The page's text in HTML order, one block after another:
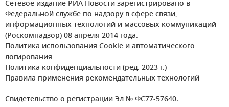
Сетевое издание РИА Новости зарегистрировано в
Федеральной службе по надзору в сфере связи,
информационных технологий и массовых коммуникаций
(Роскомнадзор) 08 апреля 2014 года.
Политика использования Cookie и автоматического
логирования
Политика конфиденциальности (ред. 2023 г.)
Правила применения рекомендательных технологий
Свидетельство о регистрации Эл № ФС77-57640.